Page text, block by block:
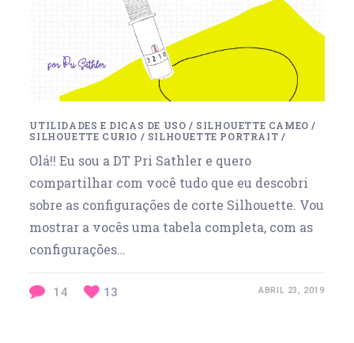
UTILIDADES E DICAS DE USO / SILHOUETTE CAMEO /
SILHOUETTE CURIO / SILHOUETTE PORTRAIT /
Olá!! Eu sou a DT Pri Sathler e quero
compartilhar com você tudo que eu descobri
sobre as configurações de corte Silhouette. Vou
mostrar a vocês uma tabela completa, com as
configurações…
14 13 ABRIL 23, 2019